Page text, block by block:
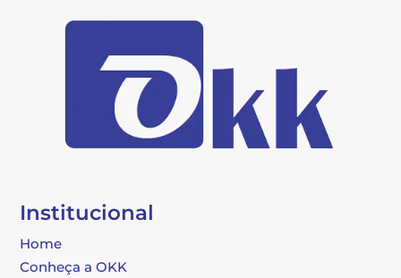
Institucional
Home
Conheça a OKK